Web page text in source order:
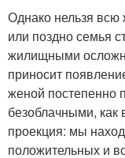
Однако нельзя
или поздно семья
жилищными
приносит
женой постепенно
безоблачными, как
проекция: мы
положительных и